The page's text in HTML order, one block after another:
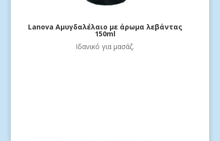
Lanova Αμυγδαλέλαιο με άρωμα λεβάντας
150ml
Ιδανικό για μασάζ.